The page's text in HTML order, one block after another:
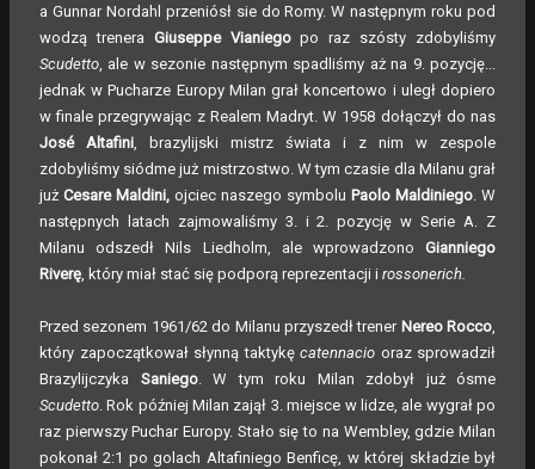
a Gunnar Nordahl przeniósł sie do Romy. W następnym roku pod
wodzą trenera Giuseppe Vianiegopo raz szósty zdobyliśmy
Scudetto , ale w sezonie następnym spadliśmy aż na 9. pozycję...
jednak w Pucharze Europy Milan grał koncertowo i uległ dopiero
w finale przegrywając z Realem Madryt. W 1958 dołączył do nas
José Altafini , brazylijski mistrz świata i z nim w zespole
zdobyliśmy siódme już mistrzostwo. W tym czasie dla Milanu grał
już Cesare Maldini, ojciec naszego symbolu Paolo Maldiniego . W
następnych latach zajmowaliśmy 3. i 2. pozycję w Serie A. Z
Milanu odszedł Nils Liedholm, ale wprowadzono Gianniego
Riverę , który miał stać się podporą reprezentacji i rossonerich.
Przed sezonem 1961/62 do Milanu przyszedł trener Nereo Rocco
który zapoczątkował słynną taktykę catennacio oraz sprowadził
Brazylijczyka Saniego. W tym roku Milan zdobył już ósme
Scudetto . Rok później Milan zajął 3. miejsce w lidze, ale wygrał po
raz pierwszy Puchar Europy. Stało się to na Wembley, gdzie Milan
pokonał 2:1 po golach Altafiniego Benficę, w której składzie był